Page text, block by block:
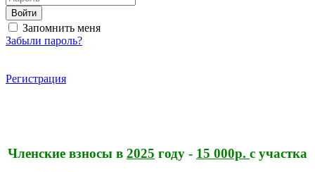
Войти
Запомнить меня
Забыли пароль?
Регистрация
Членские взносы в 2025 году - 15 000р. с участка